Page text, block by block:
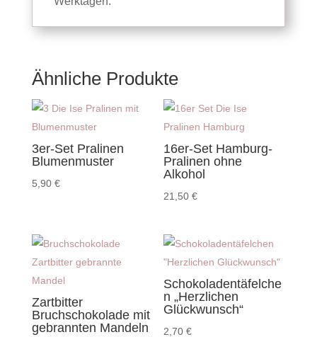
Ähnliche Produkte
3er-Set Pralinen
Blumenmuster
5,90 €
16er-Set Hamburg-
Pralinen ohne
Alkohol
21,50€
Zartbitter
Bruchschokolade mit
gebrannten Mandeln
Schokoladentäfelche
n „Herzlichen
Glückwunsch“
2,70€